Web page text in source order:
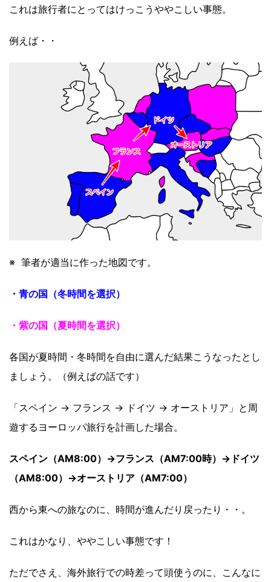
これは旅行者にとってはけっこうややこしい事態。
例えば・・
※ 筆者が適当に作った地図です。
・青の国（冬時間を選択）
・紫の国（夏時間を選択）
各国が夏時間・冬時間を自由に選んだ結果こうなったとし
ましょう。（例えばの話です）
「スペイン → フランス → ドイツ → オーストリア」と周
遊するヨーロッパ旅行を計画した場合。
スペイン（AM8:00）→フランス（AM7:00時）→ドイツ
（AM8:00）→オーストリア（AM7:00）
西から東への旅なのに、時間が進んだり戻ったり・・。
これはかなり、ややこしい事態です！
ただでさえ、海外旅行での時差って頭使うのに、こんなに